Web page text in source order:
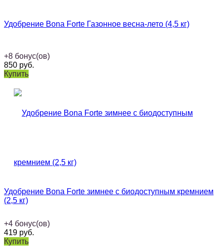
Удобрение Bona Forte Газонное весна-лето (4,5 кг)
+8 бонус(ов)
850 руб.
Купить
Удобрение Bona Forte зимнее с биодоступным кремнием
(2,5 кг)
+4 бонус(ов)
419 руб.
Купить